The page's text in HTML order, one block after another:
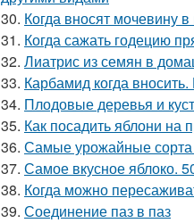
30. Когда вносят мочевину
31. Когда сажать годецию
32. Лиатрис из семян в
33. Карбамид когда
34. Плодовые деревья и
35. Как посадить яблони на
36. Самые урожайные сорта
37. Самое вкусное яблоко.
38. Когда можно
39. Соединение паз в паз